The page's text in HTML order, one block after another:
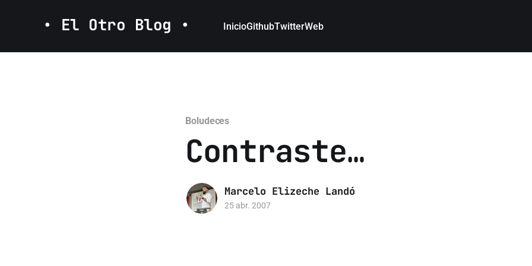
• El Otro Blog • InicioGithubTwitterWeb
Boludeces
Contraste…
Marcelo Elizeche Landó
25 abr. 2007